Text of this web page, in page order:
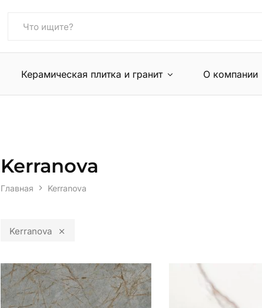
Керамическая плитка и гранит О компании
Kerranova
Главная Kerranova
Kerranova